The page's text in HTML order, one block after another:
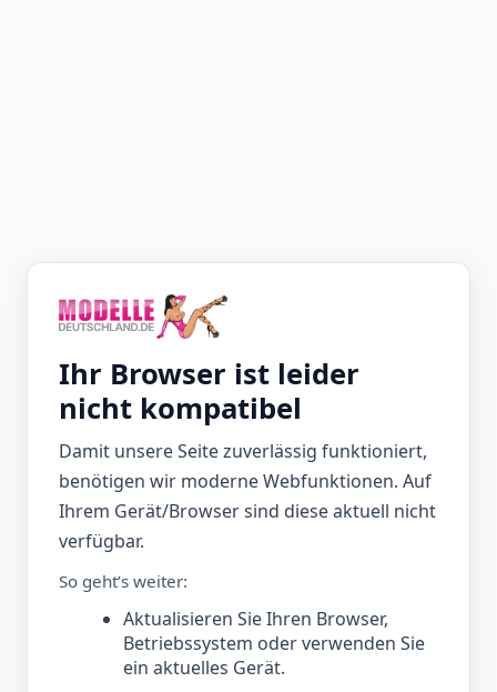
Ihr Browser ist leider
nicht kompatibel
Damit unsere Seite zuverlässig funktioniert,
benötigen wir moderne Webfunktionen. Auf
Ihrem Gerät/Browser sind diese aktuell nicht
verfügbar.
So geht’s weiter:
Aktualisieren Sie Ihren Browser,
Betriebssystem oder verwenden Sie
ein aktuelles Gerät.